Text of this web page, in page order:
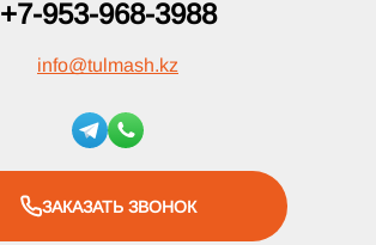
+7-953-968-3988
info@tulmash.kz
ЗАКАЗАТЬ ЗВОНОК